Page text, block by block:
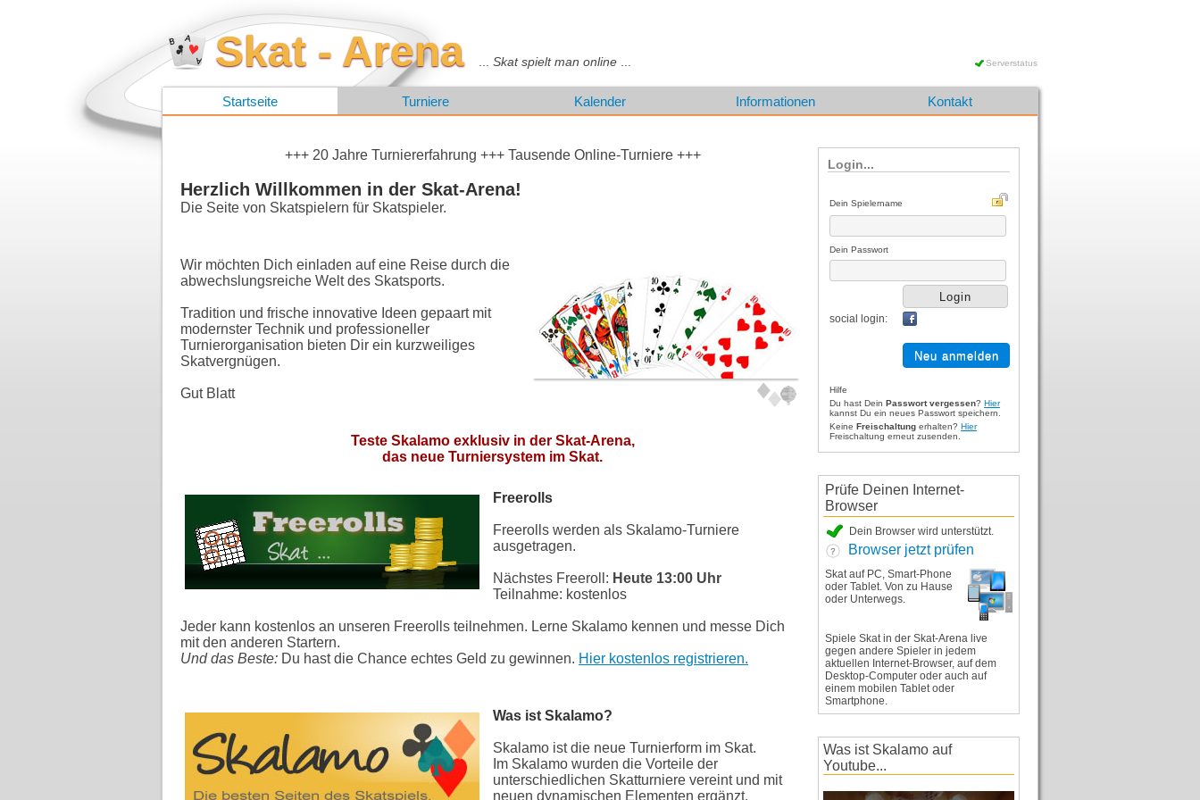
Skat - Arena Skat spielt man online Serverstatus
Startseite Turniere Kalender Informationen Kontakt
Login...
Dein Spielername
Dein Passwort
social login:
Neu anmelden
Hilfe
Du hast Dein Passwort vergessen? Hier
kannst Du ein neues Passwort speichern.
Keine Freischaltung erhalten? Hier
Freischaltung erneut zusenden.
Prüfe Deinen Internet-
Browser
Dein Browser wird unterstützt.
Browser jetzt prüfen
Skat auf PC, Smart-Phone
oder Tablet. Von zu Hause
oder Unterwegs.
Spiele Skat in der Skat-Arena live
gegen andere Spieler in jedem
aktuellen Internet-Browser, auf dem
Desktop-Computer oder auch auf
einem mobilen Tablet oder
Smartphone.
Was ist Skalamo auf
Youtube...
+++ 20 Jahre Turniererfahrung +++ Tausende Online-Turniere +++
Herzlich Willkommen in der Skat-Arena!
Die Seite von Skatspielern für Skatspieler.
Wir möchten Dich einladen auf eine Reise durch die
abwechslungsreiche Welt des Skatsports.
Tradition und frische innovative Ideen gepaart mit
modernster Technik und professioneller
Turnierorganisation bieten Dir ein kurzweiliges
Skatvergnügen.
Gut Blatt
Teste Skalamo exklusiv in der Skat-Arena,
das neue Turniersystem im Skat.
Freerolls
Freerolls werden als Skalamo-Turniere
ausgetragen.
Nächstes Freeroll: Heute 13:00 Uhr
Teilnahme: kostenlos
Jeder kann kostenlos an unseren Freerolls teilnehmen. Lerne Skalamo kennen und messe Dich
mit den anderen Startern.
Und das Beste: Du hast die Chance echtes Geld zu gewinnen. Hier kostenlos registrieren.
Was ist Skalamo?
Skalamo ist die neue Turnierform im Skat.
Im Skalamo wurden die Vorteile der
unterschiedlichen Skatturniere vereint und mit
neuen dynamischen Elementen ergänzt.